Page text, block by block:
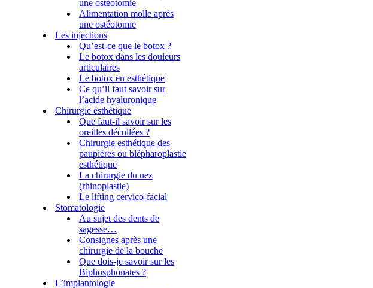
une ostéotomie
Alimentation molle après
une ostéotomie
Les injections
Qu’est-ce que le botox ?
Le botox dans les douleurs
articulaires
Le botox en esthétique
Ce qu’il faut savoir sur
l’acide hyaluronique
Chirurgie esthétique
Que faut-il savoir sur les
oreilles décollées ?
Chirurgie esthétique des
paupières ou blépharoplastie
esthétique
La chirurgie du nez
(rhinoplastie)
Le lifting cervico-facial
Stomatologie
Au sujet des dents de
sagesse…
Consignes après une
chirurgie de la bouche
Que dois-je savoir sur les
Biphosphonates ?
L’implantologie